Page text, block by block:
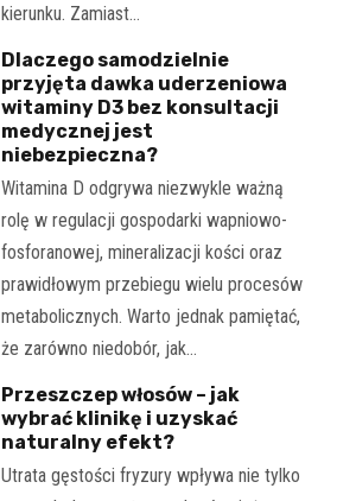
kierunku. Zamiast…
Dlaczego samodzielnie
przyjęta dawka uderzeniowa
witaminy D3 bez konsultacji
medycznej jest
niebezpieczna?
Witamina D odgrywa niezwykle ważną
rolę w regulacji gospodarki wapniowo-
fosforanowej, mineralizacji kości oraz
prawidłowym przebiegu wielu procesów
metabolicznych. Warto jednak pamiętać,
że zarówno niedobór, jak…
Przeszczep włosów – jak
wybrać klinikę i uzyskać
naturalny efekt?
Utrata gęstości fryzury wpływa nie tylko